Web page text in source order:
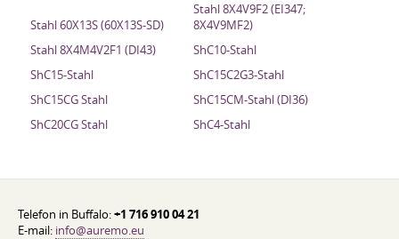
Stahl 60X13S (60X13S-SD)
Stahl 8X4V9F2 (EI347;
8X4V9MF2)
Stahl 8X4M4V2F1 (DI43)
ShC10-Stahl
ShC15-Stahl
ShC15C2G3-Stahl
ShC15CG Stahl
ShC15CM-Stahl (DI36)
ShC20CG Stahl
ShC4-Stahl
Telefon in Buffalo:+1 716 910 04 21
E-mail: info@auremo.eu